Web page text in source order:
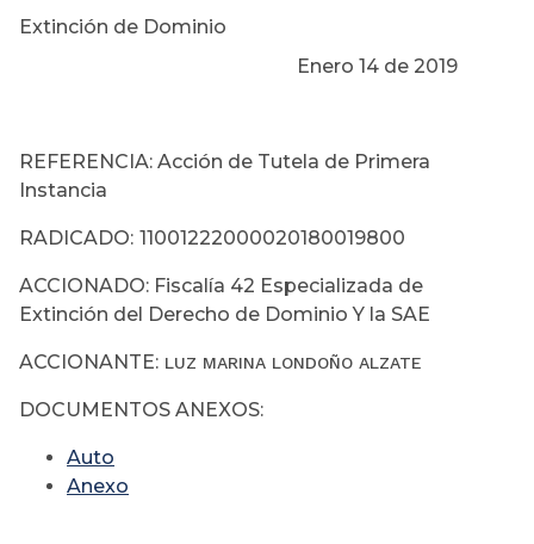
Extinción de Dominio
Enero 14 de 2019
REFERENCIA: Acción de Tutela de Primera
Instancia
RADICADO: 11001222000020180019800
ACCIONADO: Fiscalía 42 Especializada de
Extinción del Derecho de Dominio Y la SAE
ACCIONANTE: LUZ MARINA LONDOÑO ALZATE
DOCUMENTOS ANEXOS:
Auto
Anexo